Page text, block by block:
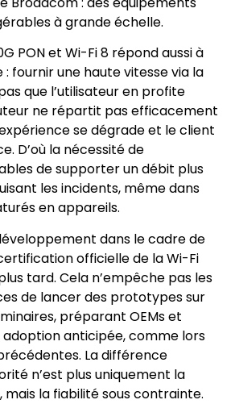
à grande échelle.
PON et Wi-Fi 8 répond aussi à
fournir une haute vitesse via la
que l’utilisateur en profite
ne répartit pas efficacement
se dégrade et le client
D’où la nécessité de
de supporter un débit plus
les incidents, même dans
en appareils.
dans le cadre de
certification officielle de la Wi-Fi
tard. Cela n’empêche pas les
de lancer des prototypes sur
préparant OEMs et
anticipée, comme lors
La différence
n’est plus uniquement la
mais la fiabilité sous contrainte.